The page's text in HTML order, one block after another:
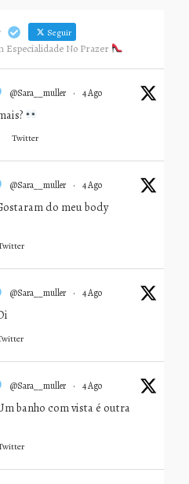
Seguir
Especialidade No Prazer
@sara__muller · 4 Ago
Twitter
@sara__muller · 4 Ago
do meu body
@sara__muller · 4 Ago
@sara__muller · 4 Ago
banho com vista é outra